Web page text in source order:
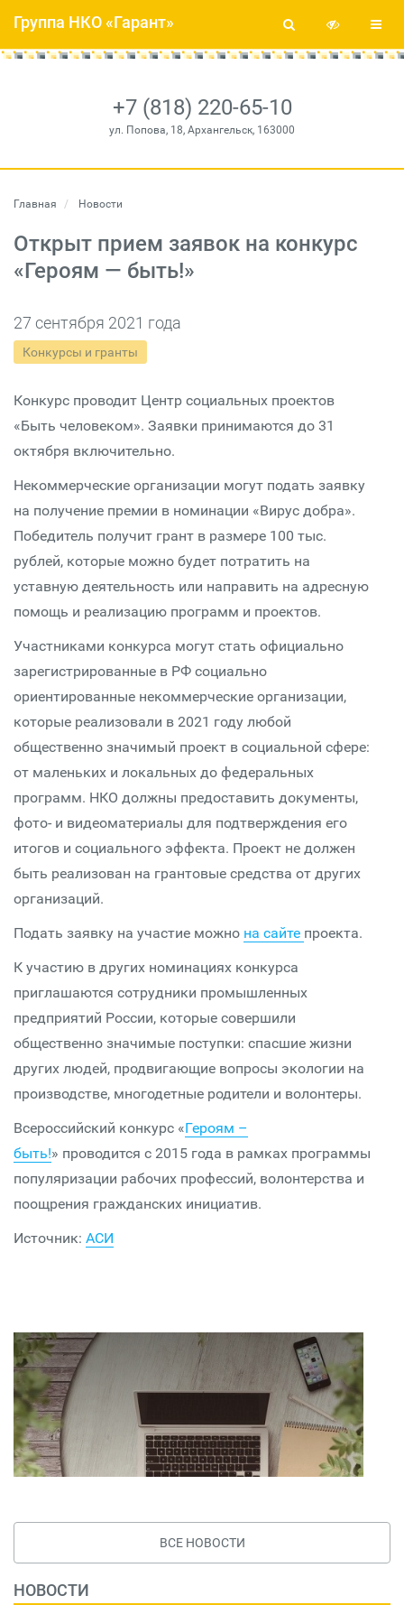
+7 (818) 220-65-10
ул. Попова, 18, Архангельск, 163000
Группа НКО «Гарант»
Главная Новости
Открыт прием заявок на конкурс
«Героям — быть!»
27 сентября 2021 года
Конкурсы и гранты
Конкурс проводит Центр социальных проектов
«Быть человеком». Заявки принимаются до 31
октября включительно.
Некоммерческие организации могут подать заявку
на получение премии в номинации «Вирус добра».
Победитель получит грант в размере 100 тыс.
рублей, которые можно будет потратить на
уставную деятельность или направить на адресную
помощь и реализацию программ и проектов.
Участниками конкурса могут стать официально
зарегистрированные в РФ социально
ориентированные некоммерческие организации,
которые реализовали в 2021 году любой
общественно значимый проект в социальной сфере:
от маленьких и локальных до федеральных
программ. НКО должны предоставить документы,
фото- и видеоматериалы для подтверждения его
итогов и социального эффекта. Проект не должен
быть реализован на грантовые средства от других
организаций.
Подать заявку на участие можно на сайте проекта.
К участию в других номинациях конкурса
приглашаются сотрудники промышленных
предприятий России, которые совершили
общественно значимые поступки: спасшие жизни
других людей, продвигающие вопросы экологии на
производстве, многодетные родители и волонтеры.
Всероссийский конкурс «Героям –
быть!» проводится с 2015 года в рамках программы
популяризации рабочих профессий, волонтерства и
поощрения гражданских инициатив.
Источник: АСИ
ВСЕ НОВОСТИ
НОВОСТИ